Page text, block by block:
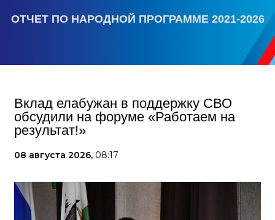
ОТЧЕТ ПО НАРОДНОЙ ПРОГРАММЕ 2021-2026
Вклад елабужан в поддержку СВО
обсудили на форуме «Работаем на
результат!»
08 августа 2026, 08:17